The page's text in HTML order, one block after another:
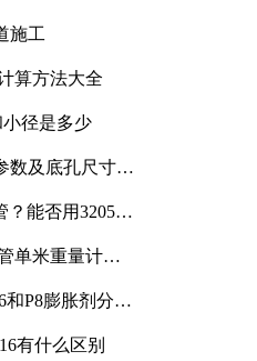
施工
算方法大全
径是多少
数及底孔尺寸详
？能否用3205或
单米重量计算
和P8膨胀剂分别
有什么区别